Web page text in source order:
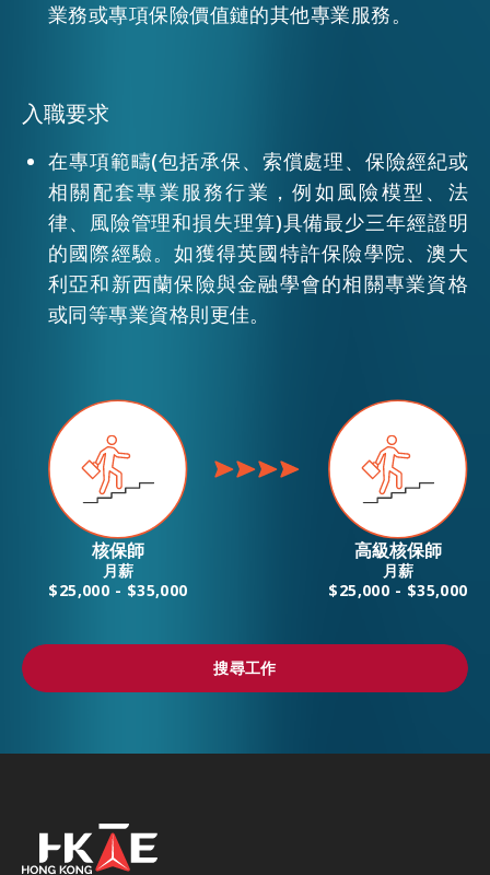
關於我們
業務或專項保險價值鏈的其他專業服務。
入職要求
在專項範疇(包括承保、索償處理、保險經紀或
相關配套專業服務行業，例如風險模型、法
律、風險管理和損失理算)具備最少三年經證明
的國際經驗。如獲得英國特許保險學院、澳大
利亞和新西蘭保險與金融學會的相關專業資格
或同等專業資格則更佳。
核保師
月薪
$25,000 - $35,000
高級核保師
月薪
$25,000 - $35,000
搜尋工作
搜尋工作